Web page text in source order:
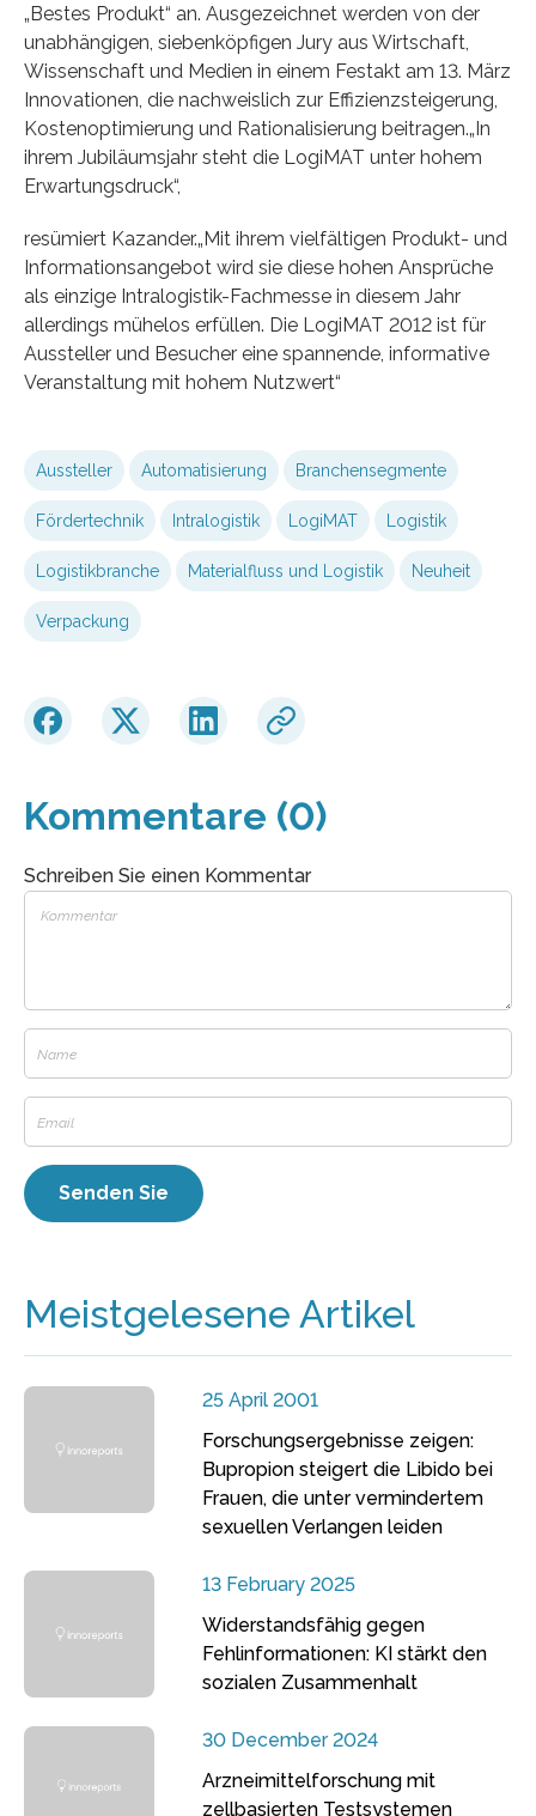
„Bestes Produkt“ an. Ausgezeichnet werden von der
unabhängigen, siebenköpfigen Jury aus Wirtschaft,
Wissenschaft und Medien in einem Festakt am 13. März
Innovationen, die nachweislich zur Effizienzsteigerung,
Kostenoptimierung und Rationalisierung beitragen.„In
ihrem Jubiläumsjahr steht die LogiMAT unter hohem
Erwartungsdruck“,
resümiert Kazander.„Mit ihrem vielfältigen Produkt- und
Informationsangebot wird sie diese hohen Ansprüche
als einzige Intralogistik-Fachmesse in diesem Jahr
allerdings mühelos erfüllen. Die LogiMAT 2012 ist für
Aussteller und Besucher eine spannende, informative
Veranstaltung mit hohem Nutzwert“
Aussteller Automatisierung Branchensegmente
Fördertechnik Intralogistik LogiMAT Logistik
Logistikbranche Materialfluss und Logistik Neuheit
Verpackung
Kommentare (0)
Schreiben Sie einen Kommentar
Meistgelesene Artikel
25 April 2001
Forschungsergebnisse zeigen:
Bupropion steigert die Libido bei
Frauen, die unter vermindertem
sexuellen Verlangen leiden
13 February 2025
Widerstandsfähig gegen
Fehlinformationen: KI stärkt den
sozialen Zusammenhalt
30 December 2024
Arzneimittelforschung mit
zellbasierten Testsystemen